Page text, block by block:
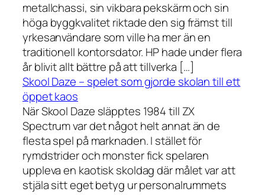
metallchassi, sin vikbara pekskärm och sin
höga byggkvalitet riktade den sig främst till
yrkesanvändare som ville ha mer än en
traditionell kontorsdator. HP hade under flera
år blivit allt bättre på att tillverka […]
Skool Daze – spelet som gjorde skolan till ett
öppet kaos
När Skool Daze släpptes 1984 till ZX
Spectrum var det något helt annat än de
flesta spel på marknaden. I stället för
rymdstrider och monster fick spelaren
uppleva en kaotisk skoldag där målet var att
stjäla sitt eget betyg ur personalrummets